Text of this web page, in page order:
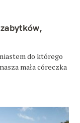
do którego
mała córeczka